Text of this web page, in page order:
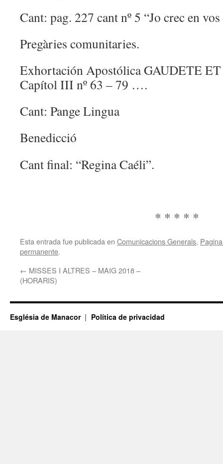
Cant: pag. 227 cant nº 5 “Jo crec en
Pregàries comunitaries.
Exhortación Apostólica GAUDETE
Capítol III nº 63 – 79 ….
Cant: Pange Lingua
Benedicció
Cant final: “Regina Caéli”.
* * * * *
Esta entrada fue publicada en Comunicacions Generals,
permanente.
← MISSES I ALTRES – MAIG 2018 –
(HORARIS)
Església de Manacor Política de privacidad